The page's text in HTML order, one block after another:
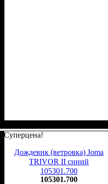
Суперцена!
Дождевик (ветровка) Joma
TRIVOR II синий
105301.700
105301.700